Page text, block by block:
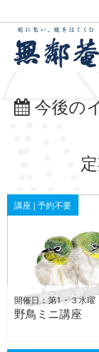
今後の
講座 | 予約不要
開催日：第1・３水曜
野鳥ミニ講座